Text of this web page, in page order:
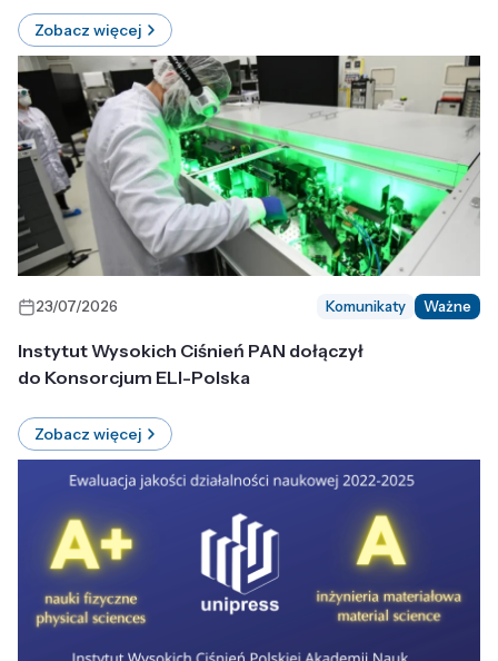
Zobacz więcej
23/07/2026 Komunikaty Ważne
Instytut Wysokich Ciśnień PAN dołączył
do Konsorcjum ELI-Polska
Zobacz więcej